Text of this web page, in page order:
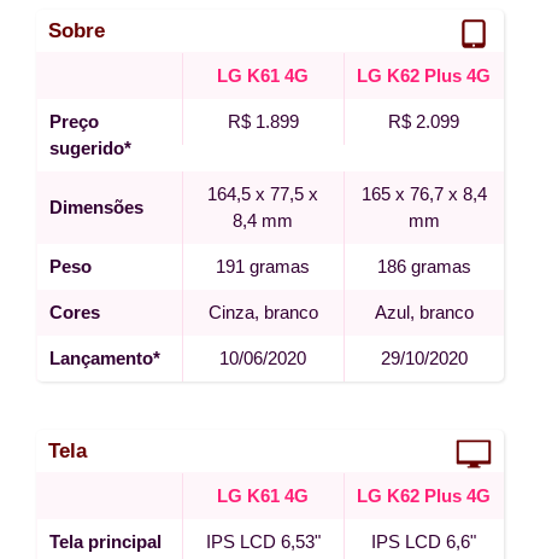
Sobre
LG K61 4G LG K62 Plus 4G
Preço
sugerido*
R$ 1.899 R$ 2.099
Dimensões
164,5 x 77,5 x
8,4 mm
165 x 76,7 x 8,4
mm
Peso 191 gramas 186 gramas
Cores Cinza, branco Azul, branco
Lançamento* 10/06/2020 29/10/2020
Tela
LG K61 4G LG K62 Plus 4G
Tela principal IPS LCD 6,53" IPS LCD 6,6"